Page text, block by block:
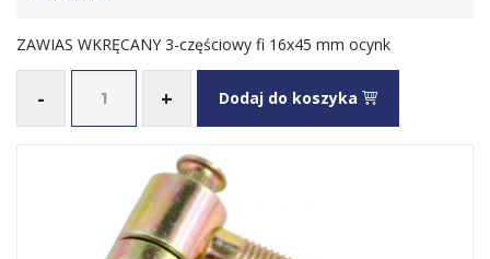
ZAWIAS WKRĘCANY 3-częściowy fi 16x45 mm ocynk
- + Dodaj do koszyka